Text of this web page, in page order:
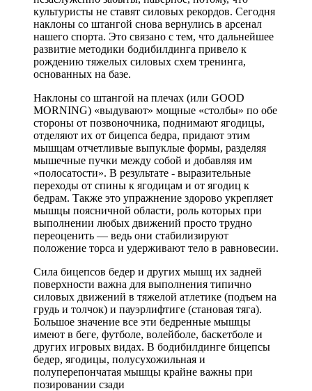
культуристы не ставят силовых рекордов. Сегодня
наклоны со штангой снова вернулись в арсенал
нашего спорта. Это связано с тем, что дальнейшее
развитие методики бодибилдинга привело к
рождению тяжелых силовых схем тренинга,
основанных на базе.
Наклоны со штангой на плечах (или GOOD
MORNING) «выдувают» мощные «столбы» по обе
стороны от позвоночника, поднимают ягодицы,
отделяют их от бицепса бедра, придают этим
мышцам отчетливые выпуклые формы, разделяя
мышечные пучки между собой и добавляя им
«полосатости». В результате - выразительные
переходы от спины к ягодицам и от ягодиц к
бедрам. Также это упражнение здорово укрепляет
мышцы поясничной области, роль которых при
выполнении любых движений просто трудно
переоценить — ведь они стабилизируют
положение торса и удерживают тело в равновесии.
Сила бицепсов бедер и других мышц их задней
поверхности важна для выполнения типично
силовых движений в тяжелой атлетике (подъем на
грудь и толчок) и пауэрлифтиге (становая тяга).
Большое значение все эти бедренные мышцы
имеют в беге, футболе, волейболе, баскетболе и
других игровых видах. В бодибилдинге бицепсы
бедер, ягодицы, полусухожильная и
полуперепончатая мышцы крайне важны при
позировании сзади